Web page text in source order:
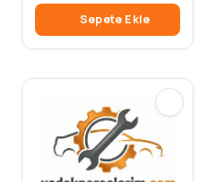
Sepete Ekle